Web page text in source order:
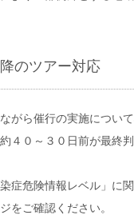
のツアー対応
がら催行の実施について
４０～３０日前が最終
危険情報レベル」に関
をご確認ください。